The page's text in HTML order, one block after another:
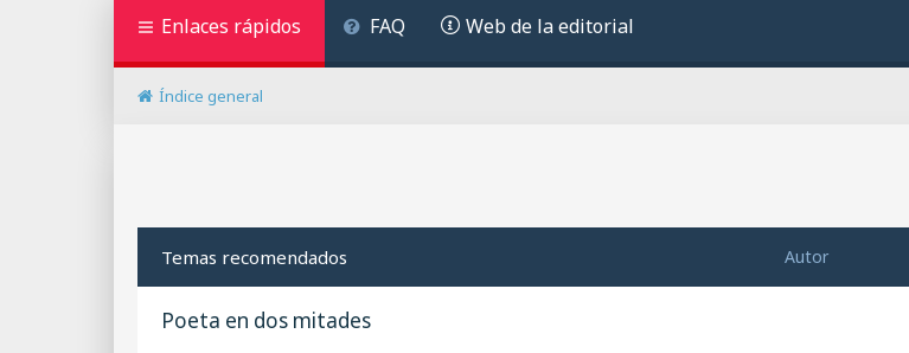
Enlaces rápidos FAQ Web de la editorial
Índice general
Temas recomendados Autor
Poeta en dos mitades